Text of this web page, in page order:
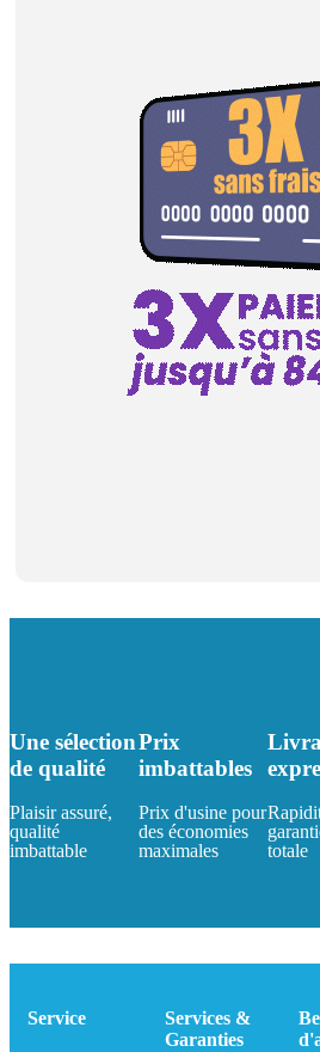
Une sélection
de qualité
Plaisir assuré,
qualité
imbattable
Prix
imbattables
Prix d'usine pour
des économies
maximales
totale
Service
Services &
Garanties